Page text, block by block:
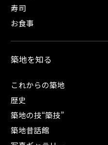
寿司
お食事
築地を知る
これからの築地
歴史
築地の技“築技”
築地昔話館